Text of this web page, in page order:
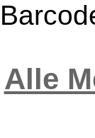
Alle